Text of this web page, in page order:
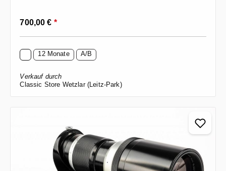
Regulärer Preis:
700,00 € *
12 Monate A/B
Verkauf durch
Classic Store Wetzlar (Leitz-Park)